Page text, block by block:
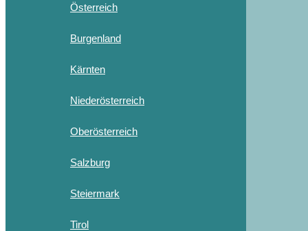
Österreich
Burgenland
Kärnten
Niederösterreich
Oberösterreich
Salzburg
Steiermark
Tirol